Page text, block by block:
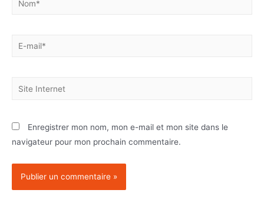
Enregistrer mon nom, mon e-mail et mon site dans le
navigateur pour mon prochain commentaire.